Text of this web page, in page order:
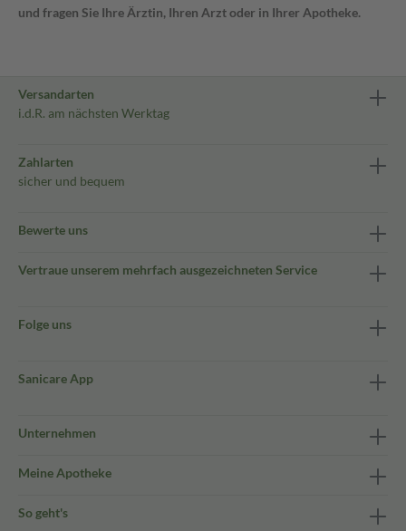
und fragen Sie Ihre Ärztin, Ihren Arzt oder in Ihrer Apotheke.
Versandarten
i.d.R. am nächsten Werktag
Zahlarten
sicher und bequem
Bewerte uns
Vertraue unserem mehrfach ausgezeichneten Service
Folge uns
Sanicare App
Unternehmen
Meine Apotheke
So geht's